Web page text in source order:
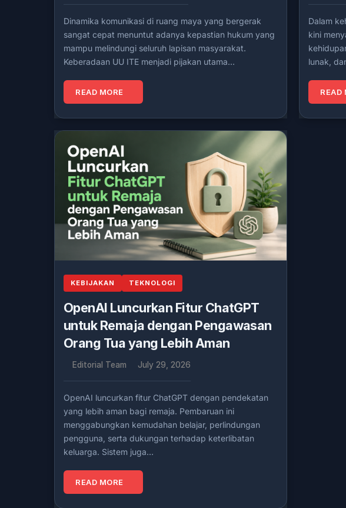
Dinamika komunikasi di ruang maya yang bergerak
sangat cepat menuntut adanya kepastian hukum yang
mampu melindungi seluruh lapisan masyarakat.
Keberadaan UU ITE menjadi pijakan utama…
READ MORE
Dalam
kini
lunak,
READ
KEBIJAKAN TEKNOLOGI
OpenAI Luncurkan Fitur ChatGPT
untuk Remaja dengan Pengawasan
Orang Tua yang Lebih Aman
Editorial Team July 29, 2026
OpenAI luncurkan fitur ChatGPT dengan pendekatan
yang lebih aman bagi remaja. Pembaruan ini
menggabungkan kemudahan belajar, perlindungan
pengguna, serta dukungan terhadap keterlibatan
keluarga. Sistem juga…
READ MORE